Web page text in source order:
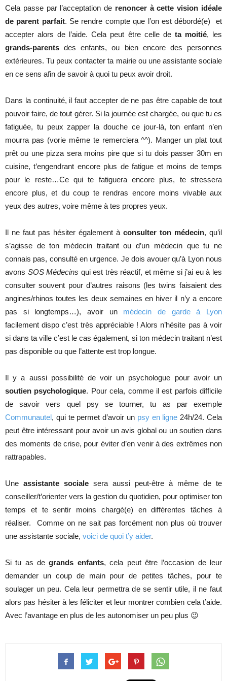
Cela passe par l’acceptation de renoncer à cette vision idéale
de parent parfait. Se rendre compte que l’on est débordé(e) et
accepter alors de l’aide. Cela peut être celle de ta moitié, les
grands-parents des enfants, ou bien encore des personnes
extérieures. Tu peux contacter ta mairie ou une assistante sociale
en ce sens afin de savoir à quoi tu peux avoir droit.
Dans la continuité, il faut accepter de ne pas être capable de tout
pouvoir faire, de tout gérer. Si la journée est chargée, ou que tu es
fatiguée, tu peux zapper la douche ce jour-là, ton enfant n’en
mourra pas (vorie même te remerciera ^^). Manger un plat tout
prêt ou une pizza sera moins pire que si tu dois passer 30m en
cuisine, t’engendrant encore plus de fatigue et moins de temps
pour le reste…Ce qui te fatiguera encore plus, te stressera
encore plus, et du coup te rendras encore moins vivable aux
yeux des autres, voire même à tes propres yeux.
Il ne faut pas hésiter également à consulter ton médecin, qu’il
s’agisse de ton médecin traitant ou d’un médecin que tu ne
connais pas, consulté en urgence. Je dois avouer qu’à Lyon nous
avons SOS Médecins qui est très réactif, et même si j’ai eu à les
consulter souvent pour d’autres raisons (les twins faisaient des
angines/rhinos toutes les deux semaines en hiver il n’y a encore
pas si longtemps…), avoir un médecin de garde à Lyon
facilement dispo c’est très appréciable ! Alors n’hésite pas à voir
si dans ta ville c’est le cas également, si ton médecin traitant n’est
pas disponible ou que l’attente est trop longue.
Il y a aussi possibilité de voir un psychologue pour avoir un
soutien psychologique. Pour cela, comme il est parfois difficile
de savoir vers quel psy se tourner, tu as par exemple
Communautel, qui te permet d’avoir un psy en ligne 24h/24. Cela
peut être intéressant pour avoir un avis global ou un soutien dans
des moments de crise, pour éviter d’en venir à des extrêmes non
rattrapables.
Une assistante sociale sera aussi peut-être à même de te
conseiller/t’orienter vers la gestion du quotidien, pour optimiser ton
temps et te sentir moins chargé(e) en différentes tâches à
réaliser. Comme on ne sait pas forcément non plus où trouver
une assistante sociale, voici de quoi t’y aider.
Si tu as degrands enfants, cela peut être l’occasion de leur
demander un coup de main pour de petites tâches, pour te
soulager un peu. Cela leur permettra de se sentir utile, il ne faut
alors pas hésiter à les féliciter et leur montrer combien cela t’aide.
Avec l’avantage en plus de les autonomiser un peu plus 😉